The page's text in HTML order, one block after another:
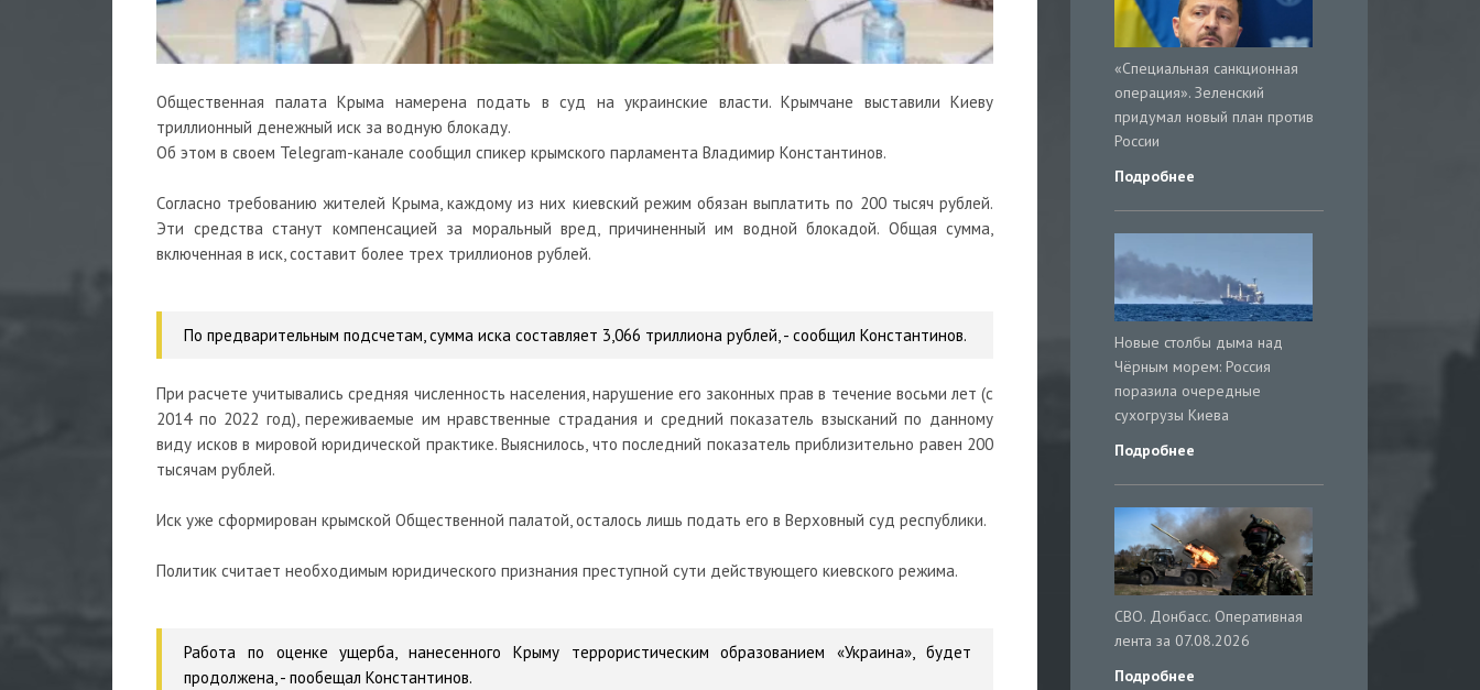
Общественная палата Крыма намерена подать в суд на украинские власти. Крымчане выставили Киеву
триллионный денежный иск за водную блокаду.
Об этом в своем Telegram-канале сообщил спикер крымского парламента Владимир Константинов.
Согласно требованию жителей Крыма, каждому из них киевский режим обязан выплатить по 200 тысяч рублей.
Эти средства станут компенсацией за моральный вред, причиненный им водной блокадой. Общая сумма,
включенная в иск, составит более трех триллионов рублей.
По предварительным подсчетам, сумма иска составляет 3,066 триллиона рублей,- сообщил Константинов.
При расчете учитывались средняя численность населения, нарушение его законных прав в течение восьми лет (с
2014 по 2022 год), переживаемые им нравственные страдания и средний показатель взысканий по данному
виду исков в мировой юридической практике. Выяснилось, что последний показатель приблизительно равен 200
тысячам рублей.
Иск уже сформирован крымской Общественной палатой, осталось лишь подать его в Верховный суд республики.
Политик считает необходимым юридического признания преступной сути действующего киевского режима.
Работа по оценке ущерба, нанесенного Крыму террористическим образованием «Украина», будет
продолжена,- пообещал Константинов.
«Специальная санкционная
операция». Зеленский
придумал новый план против
России
Подробнее
Новые столбы дыма над
Чёрным морем: Россия
поразила очередные
сухогрузы Киева
Подробнее
СВО. Донбасс. Оперативная
лента за 07.08.2026
Подробнее